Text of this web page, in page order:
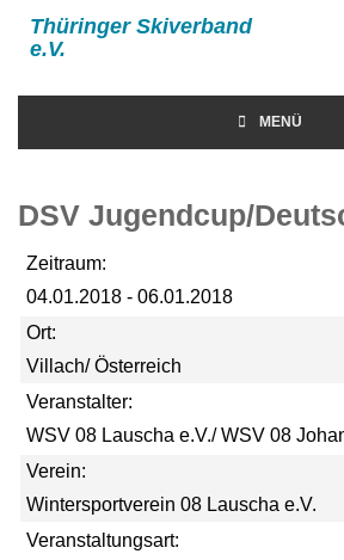
Thüringer Skiverband
e.V.
MENÜ
DSV Jugendcup/
Zeitraum:
04.01.2018 - 06.01.2018
Ort:
Villach/ Österreich
Veranstalter:
WSV 08 Lauscha e.V./ WSV 08
Verein:
Wintersportverein 08 Lauscha e.V.
Veranstaltungsart: